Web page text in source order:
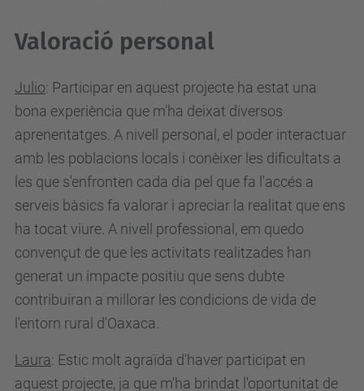
Valoració personal
Julio: Participar en aquest projecte ha estat una
bona experiència que m'ha deixat diversos
aprenentatges. A nivell personal, el poder interactuar
amb les poblacions locals i conèixer les dificultats a
les que s'enfronten cada dia pel que fa l'accés a
serveis bàsics fa valorar i apreciar la realitat que ens
ha tocat viure. A nivell professional, em quedo
convençut de que les activitats realitzades han
generat un impacte positiu que sens dubte
contribuiran a millorar les condicions de vida de
l'entorn rural d'Oaxaca.
Laura: Estic molt agraïda d'haver participat en
aquest projecte, ja que m'ha brindat l'oportunitat de